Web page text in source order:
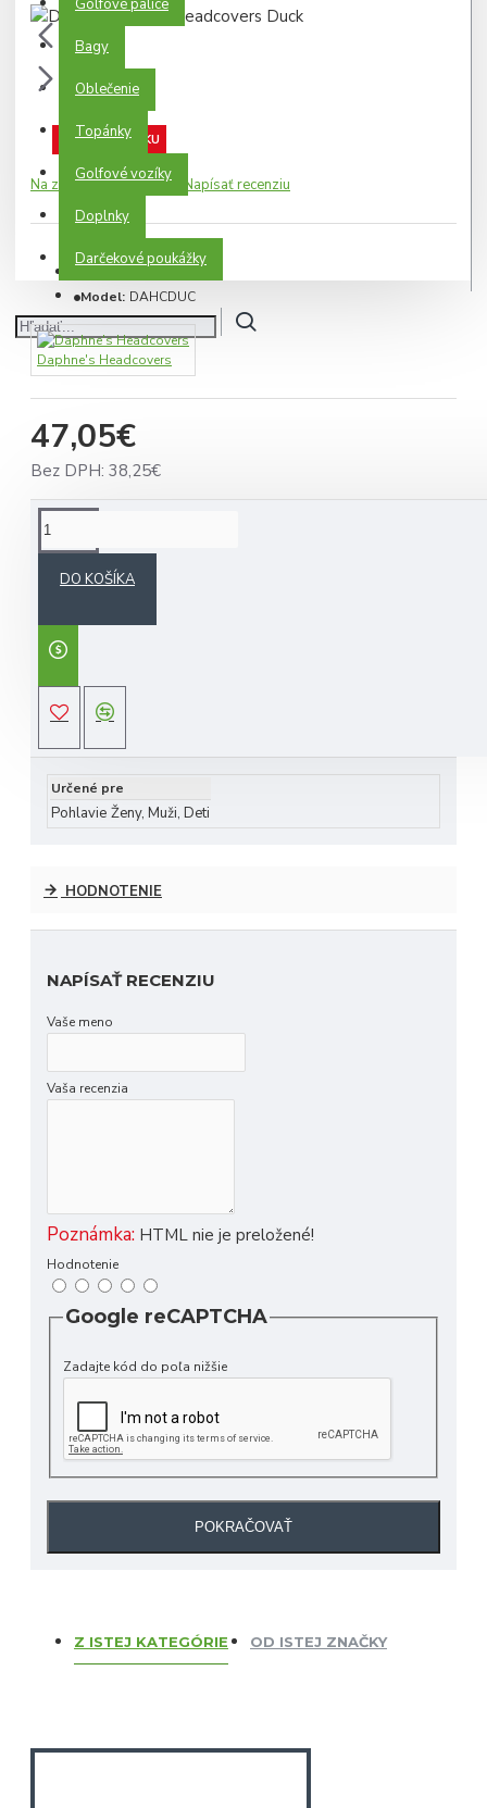
Golfové palice
Bagy
Oblečenie
Topánky
Golfové vozíky
Doplnky
Darčekové poukážky
NA OBJEDNÁVKU
Na základe 0 recenzií. Napísať recenziu
47,05€
Bez DPH: 38,25€
Model: DAHCDUC
Daphne's Headcovers
DO KOŠÍKA
pružná, aby zabezpečila krytie vašich palíc
fairway
vysoko kvalitný kryt hlavy
maximálna ochrana
vyrobené z dlhotrvajúcich tkanín
ŠPECIFIKÁCIA
Určené pre
Pohlavie Ženy, Muži, Deti
HODNOTENIE
NAPÍSAŤ RECENZIU
Vaše meno
Vaša recenzia
Poznámka: HTML nie je preložené!
Hodnotenie
Google reCAPTCHA
Zadajte kód do poľa nižšie
POKRAČOVAŤ
Z ISTEJ KATEGÓRIE OD ISTEJ ZNAČKY